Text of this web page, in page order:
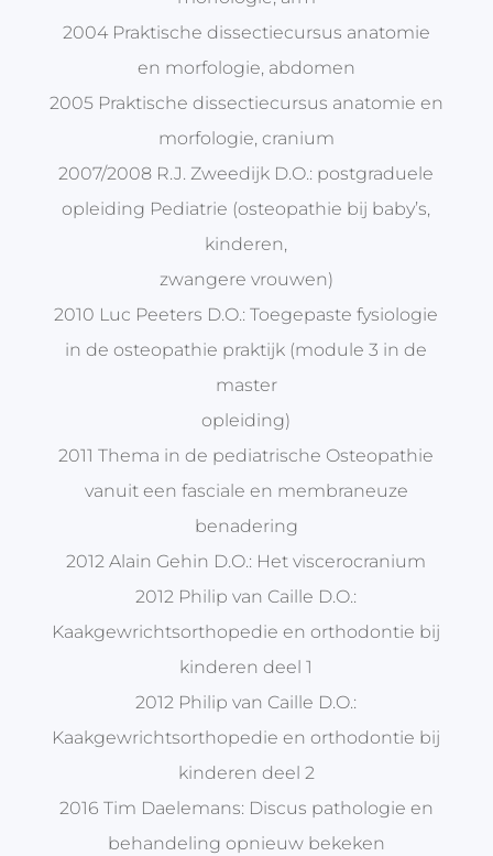
2004 Praktische dissectiecursus anatomie
en morfologie, abdomen
2005 Praktische dissectiecursus anatomie en
morfologie, cranium
2007/2008 R.J. Zweedijk D.O.: postgraduele
opleiding Pediatrie (osteopathie bij baby’s,
kinderen,
zwangere vrouwen)
2010 Luc Peeters D.O.: Toegepaste fysiologie
in de osteopathie praktijk (module 3 in de
master
opleiding)
2011 Thema in de pediatrische Osteopathie
vanuit een fasciale en membraneuze
benadering
2012 Alain Gehin D.O.: Het viscerocranium
2012 Philip van Caille D.O.:
Kaakgewrichtsorthopedie en orthodontie bij
kinderen deel 1
2012 Philip van Caille D.O.:
Kaakgewrichtsorthopedie en orthodontie bij
kinderen deel 2
2016 Tim Daelemans: Discus pathologie en
behandeling opnieuw bekeken